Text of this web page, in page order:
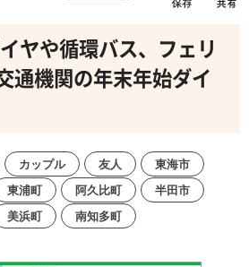
ヤや循環バス、フェリ
通機関の年末年始ダイ
カップル 友人
東海市
東浦町 阿久比町
半田市
美浜町 南知多町